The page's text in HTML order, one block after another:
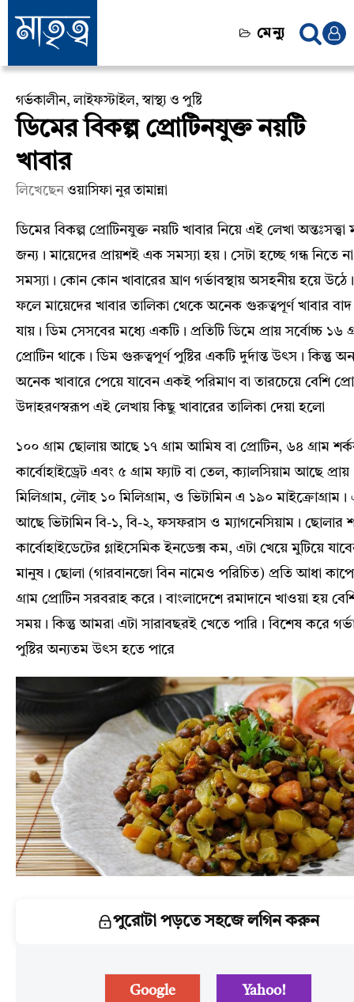
মেন্যু
গর্ভকালীন,লাইফস্টাইল,স্বাস্থ্য ও পুষ্টি
ডিমের বিকল্প প্রোটিনযুক্ত নয়টি
খাবার
লিখেছেন ওয়াসিফা নুর তামান্না
ডিমের বিকল্প প্রোটিনযুক্ত নয়টি খাবার নিয়ে এই লেখা অন্তঃসত্ত্বা
জন্য। মায়েদের প্রায়শই এক সমস্যা হয়। সেটা হচ্ছে গন্ধ নিতে
সমস্যা। কোন কোন খাবারের ঘ্রাণ গর্ভাবস্থায় অসহনীয় হয়ে
ফলে মায়েদের খাবার তালিকা থেকে অনেক গুরুত্বপূর্ণ খাবার
যায়। ডিম সেসবের মধ্যে একটি। প্রতিটি ডিমে প্রায় সর্বোচ্চ ১৬
প্রোটিন থাকে। ডিম গুরুত্বপূর্ণ পুষ্টির একটি দুর্দান্ত উৎস। কিন্তু
অনেক খাবারে পেয়ে যাবেন একই পরিমাণ বা তারচেয়ে বেশি
উদাহরণস্বরূপ এই লেখায় কিছু খাবারের তালিকা দেয়া হলো
১০০ গ্রাম ছোলায় আছে ১৭ গ্রাম আমিষ বা প্রোটিন, ৬৪ গ্রাম
কার্বোহাইড্রেট এবং ৫ গ্রাম ফ্যাট বা তেল, ক্যালসিয়াম আছে
মিলিগ্রাম, লৌহ ১০ মিলিগ্রাম, ও ভিটামিন এ ১৯০ মাইক্রোগ্রাম।
আছে ভিটামিন বি-১, বি-২, ফসফরাস ও ম্যাগনেসিয়াম। ছোলার
কার্বোহাইডেটের গ্লাইসেমিক ইনডেক্স কম, এটা খেয়ে মুটিয়ে
মানুষ। ছোলা (গারবানজো বিন নামেও পরিচিত) প্রতি আধা কাপে
গ্রাম প্রোটিন সরবরাহ করে। বাংলাদেশে রমাদানে খাওয়া হয়
সময়। কিন্তু আমরা এটা সারাবছরই খেতে পারি। বিশেষ করে
পুষ্টির অন্যতম উৎস হতে পারে
পুরোটা পড়তে সহজে লগিন করুন
Google Yahoo!